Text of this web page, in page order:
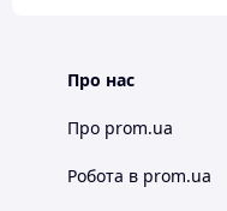
Про нас
Про prom.ua
Робота в prom.ua